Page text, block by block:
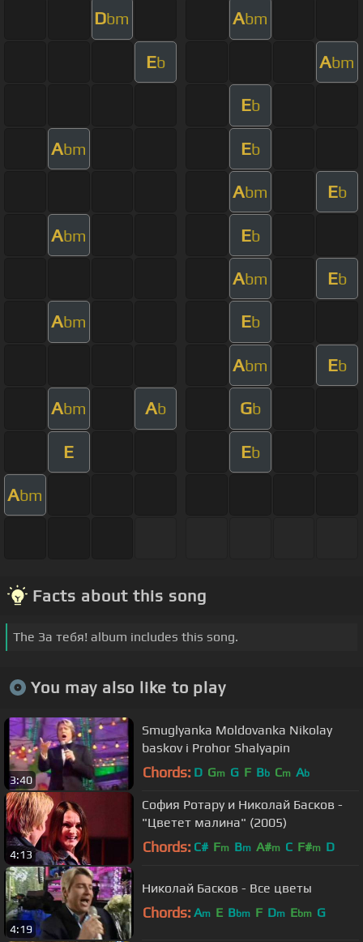
Dbm Abm
Eb Abm
Eb
Abm Eb
Abm Eb
Abm Eb
Abm Eb
Abm Eb
Abm Eb
Abm Ab Gb
E Eb
Abm
Facts about this song
The За тебя! album includes this song.
You may also like to play
3:40
Smuglyanka Moldovanka Nikolay
baskov i Prohor Shalyapin
Chords: D Gm G F Bb Cm Ab
4:13
София Ротару и Николай Басков -
"Цветет малина" (2005)
Chords: C# Fm Bm A#m C F#m D
4:19
Николай Басков - Все цветы
Chords: Am E Bbm F Dm Ebm G